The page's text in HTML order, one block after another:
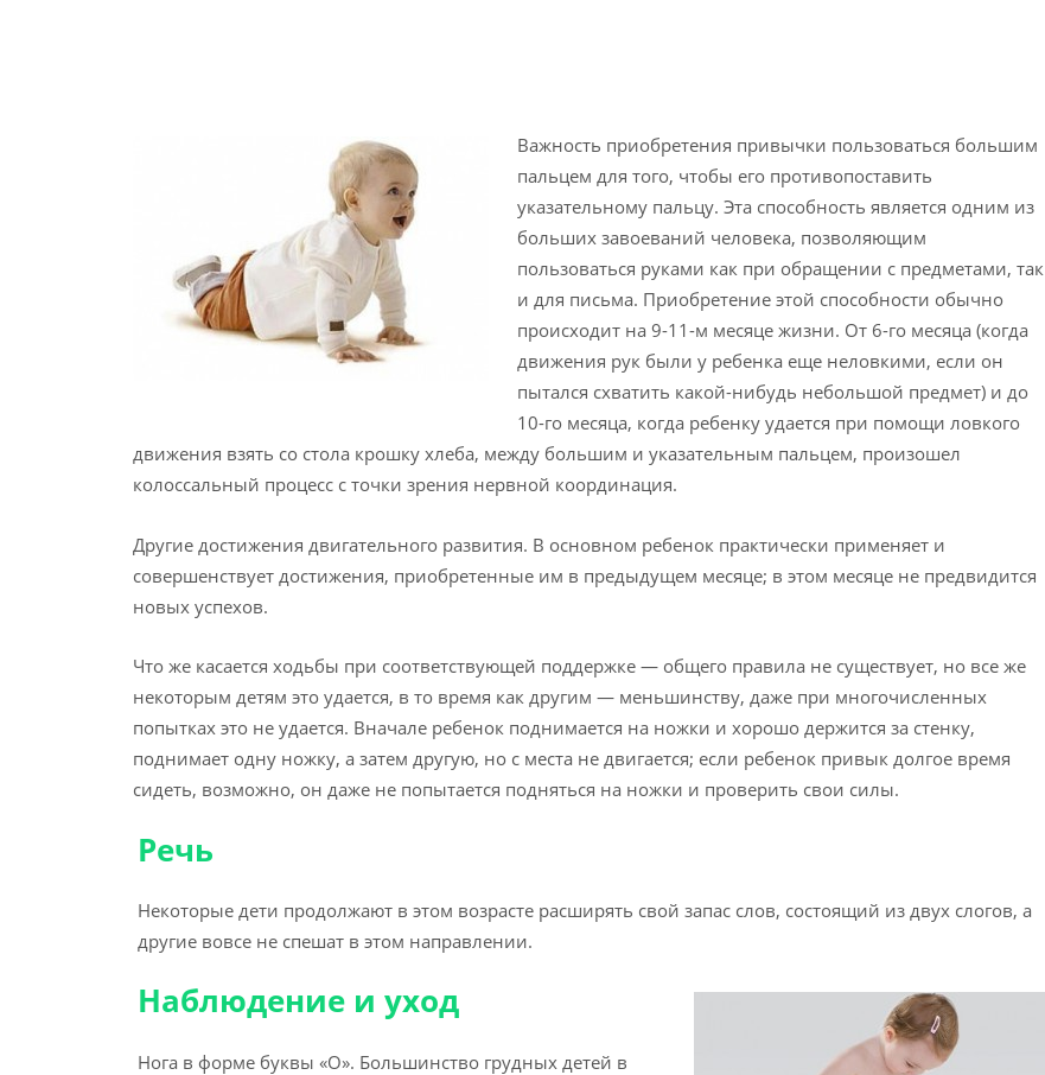
Важность приобретения привычки пользоваться большим
пальцем для того, чтобы его противопоставить
указательному пальцу. Эта способность является одним из
больших завоеваний человека, позволяющим
пользоваться руками как при обращении с предметами, так
и для письма. Приобретение этой способности обычно
происходит на 9-11-м месяце жизни. От 6-го месяца (когда
движения рук были у ребенка еще неловкими, если он
пытался схватить какой-нибудь небольшой предмет) и до
10-го месяца, когда ребенку удается при помощи ловкого
движения взять со стола крошку хлеба, между большим и указательным пальцем, произошел
колоссальный процесс с точки зрения нервной координация.
Другие достижения двигательного развития. В основном ребенок практически применяет и
совершенствует достижения, приобретенные им в предыдущем месяце; в этом месяце не предвидится
новых успехов.
Что же касается ходьбы при соответствующей поддержке — общего правила не существует, но все же
некоторым детям это удается, в то время как другим — меньшинству, даже при многочисленных
попытках это не удается. Вначале ребенок поднимается на ножки и хорошо держится за стенку,
поднимает одну ножку, а затем другую, но с места не двигается; если ребенок привык долгое время
сидеть, возможно, он даже не попытается подняться на ножки и проверить свои силы.
Речь
Некоторые дети продолжают в этом возрасте расширять свой запас слов, состоящий из двух слогов, а
другие вовсе не спешат в этом направлении.
Наблюдение и уход
Нога в форме буквы «О». Большинство грудных детей в